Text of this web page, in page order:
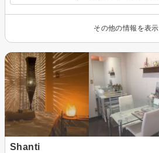
その他の情報を表示
Shanti